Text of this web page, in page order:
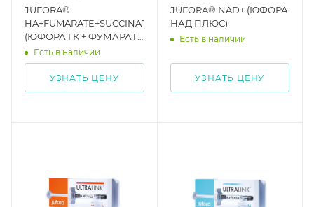
JUFORA®
HA+FUMARATE+SUCCINATE
(ЮФОРА ГК + ФУМАРАТ
+ СУКЦИНАТ)
Есть в наличии
УЗНАТЬ ЦЕНУ
JUFORA® NAD+ (ЮФОРА
НАД ПЛЮС)
Есть в наличии
УЗНАТЬ ЦЕНУ